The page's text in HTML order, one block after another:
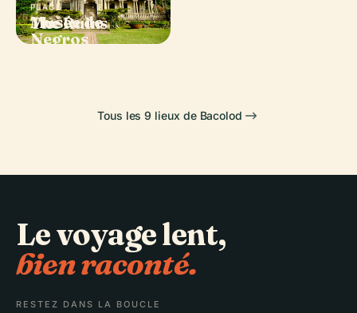
PLACE
The Ruins
PLACE
Musée de
Negros
Tous les 9 lieux de Bacolod
Le voyage lent,
bien raconté.
RESTEZ DANS LA BOUCLE